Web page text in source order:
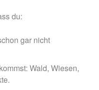
du:
gar nicht
Wald, Wiesen,